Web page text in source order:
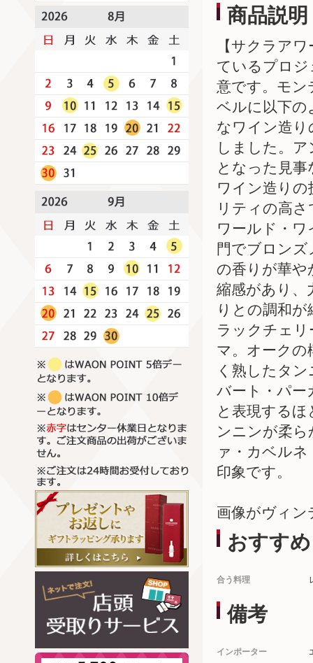
商品説明
【サクラア
ているプロ
意です。モン
ベルに以下の
なワイン造り
しました。
となった見
ワイン造り
リティの高
ワールド・
門でブロン
の香りが華や
縮感があり、
りとの調和
ラックチェ
マ。オーク
く熟したタ
バート・パー
と表現する
ンニンが柔
ァ・カベル
印象です。
画像がヴィン
おすすめ
合う料理
備考
インポーター